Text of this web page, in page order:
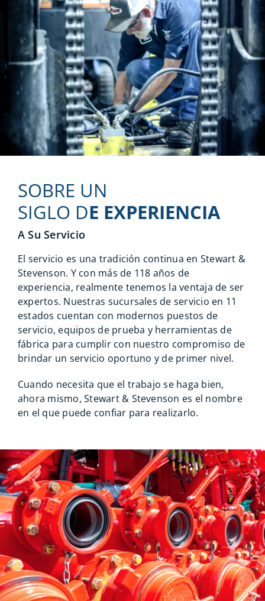
SOBRE UN
SIGLO DE EXPERIENCIA
A Su Servicio
El servicio es una tradición continua en Stewart &
Stevenson. Y con más de 118 años de
experiencia, realmente tenemos la ventaja de ser
expertos. Nuestras sucursales de servicio en 11
estados cuentan con modernos puestos de
servicio, equipos de prueba y herramientas de
fábrica para cumplir con nuestro compromiso de
brindar un servicio oportuno y de primer nivel.
Cuando necesita que el trabajo se haga bien,
ahora mismo, Stewart & Stevenson es el nombre
en el que puede confiar para realizarlo.